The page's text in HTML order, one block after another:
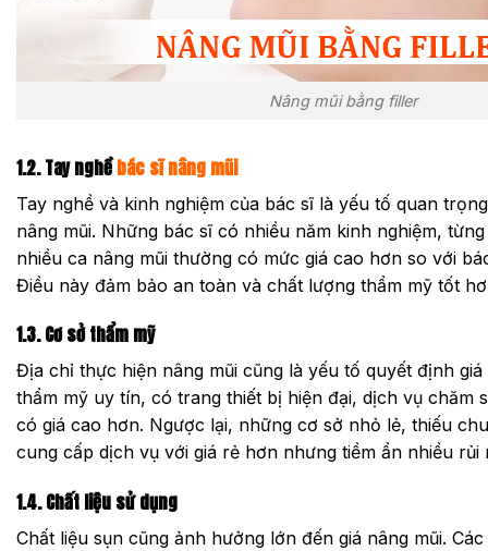
Nâng mũi bằng filler
1.2. Tay nghềbác sĩ nâng mũi
Tay nghề và kinh nghiệm của bác sĩ là yếu tố quan
nâng mũi. Những bác sĩ có nhiều năm kinh nghiệm,
nhiều ca nâng mũi thường có mức giá cao hơn so với
Điều này đảm bảo an toàn và chất lượng thẩm mỹ tốt
1.3. Cơ sở thẩm mỹ
Địa chỉ thực hiện nâng mũi cũng là yếu tố quyết định
thẩm mỹ uy tín, có trang thiết bị hiện đại, dịch vụ chăm
có giá cao hơn. Ngược lại, những cơ sở nhỏ lẻ, thiếu
cung cấp dịch vụ với giá rẻ hơn nhưng tiềm ẩn nhiều rủi
1.4. Chất liệu sử dụng
Chất liệu sụn cũng ảnh hưởng lớn đến giá nâng mũi.